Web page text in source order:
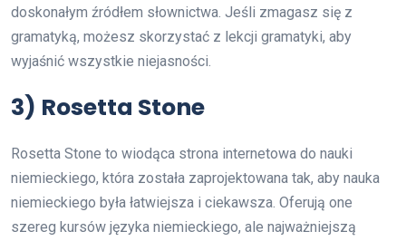
doskonałym źródłem słownictwa. Jeśli zmagasz się z
gramatyką, możesz skorzystać z lekcji gramatyki, aby
wyjaśnić wszystkie niejasności.
3) Rosetta Stone
Rosetta Stone to wiodąca strona internetowa do nauki
niemieckiego, która została zaprojektowana tak, aby nauka
niemieckiego była łatwiejsza i ciekawsza. Oferują one
szereg kursów języka niemieckiego, ale najważniejszą